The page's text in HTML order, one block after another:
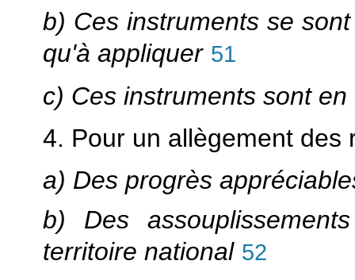
b) Ces instruments se
qu'à appliquer 51
c) Ces instruments sont
4. Pour un allègement des
a) Des progrès
b) Des
territoire national 52